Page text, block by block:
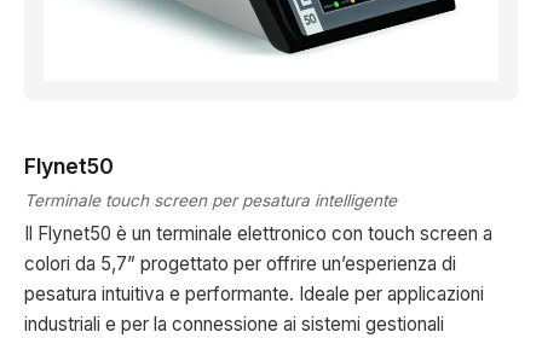
Flynet50
Terminale touch screen per pesatura intelligente
Il Flynet50 è un terminale elettronico con touch screen a
colori da 5,7” progettato per offrire un’esperienza di
pesatura intuitiva e performante. Ideale per applicazioni
industriali e per la connessione ai sistemi gestionali